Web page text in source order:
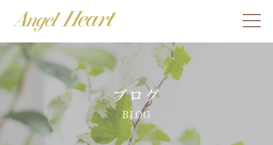
施術をご希望の方
カウンセリングをご希望の方へ
スクール受講生の方へ
ブログ
BLOG